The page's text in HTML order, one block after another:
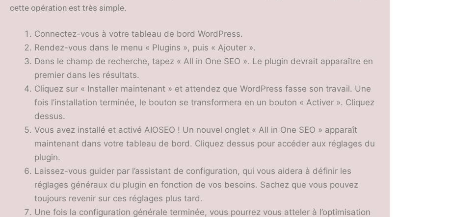
cette opération est très simple.
Connectez-vous à votre tableau de bord WordPress.
Rendez-vous dans le menu « Plugins », puis « Ajouter ».
Dans le champ de recherche, tapez « All in One SEO ». Le plugin devrait apparaître en
premier dans les résultats.
Cliquez sur « Installer maintenant » et attendez que WordPress fasse son travail. Une
fois l’installation terminée, le bouton se transformera en un bouton « Activer ». Cliquez
dessus.
Vous avez installé et activé AIOSEO ! Un nouvel onglet « All in One SEO » apparaît
maintenant dans votre tableau de bord. Cliquez dessus pour accéder aux réglages du
plugin.
Laissez-vous guider par l’assistant de configuration, qui vous aidera à définir les
réglages généraux du plugin en fonction de vos besoins. Sachez que vous pouvez
toujours revenir sur ces réglages plus tard.
Une fois la configuration générale terminée, vous pourrez vous atteler à l’optimisation